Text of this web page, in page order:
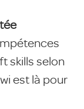
skills selon
est là pour